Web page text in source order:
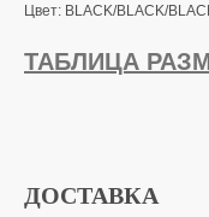
Цвет: BLACK/BLACK/
ТАБЛИЦА
ДОСТАВКА